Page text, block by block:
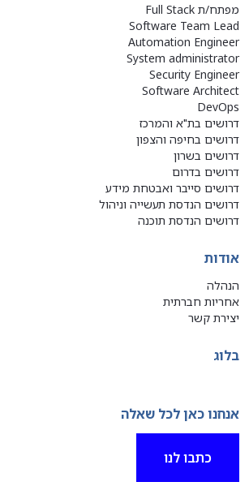
מפתח/ת Full Stack
Software Team Lead
Automation Engineer
System administrator
Security Engineer
Software Architect
DevOps
דרושים בת"א והמרכז
דרושים בחיפה והצפון
דרושים בשרון
דרושים בדרום
דרושים סייבר ואבטחת מידע
דרושים הנדסת תעשייה וניהול
דרושים הנדסת תוכנה
אודות
הנהלה
אחריות חברתית
יצירת קשר
בלוג
אנחנו כאן לכל שאלה
כתבו לנו